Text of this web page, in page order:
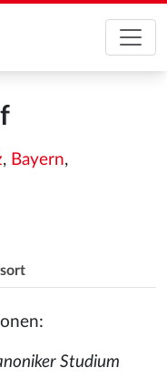
, Bayern,
Studium